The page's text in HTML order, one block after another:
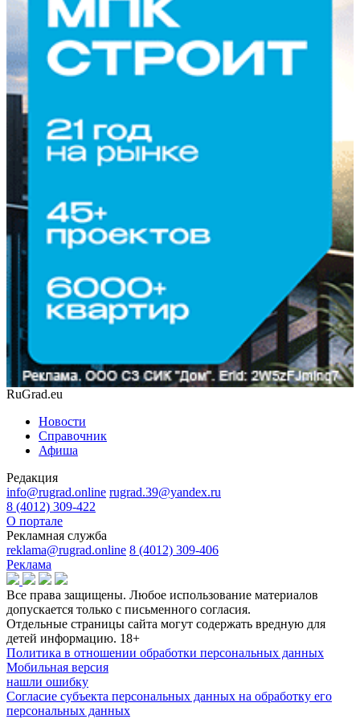
RuGrad.eu
Новости
Справочник
Афиша
Редакция
info@rugrad.online rugrad.39@yandex.ru
8 (4012) 309-422
О портале
Рекламная служба
reklama@rugrad.online 8 (4012) 309-406
Реклама
Все права защищены. Любое использование материалов
допускается только с письменного согласия.
Отдельные страницы сайта могут содержать вредную для
детей информацию. 18+
Политика в отношении обработки персональных данных
Мобильная версия
нашли ошибку
Согласие субъекта персональных данных на обработку его
персональных данных